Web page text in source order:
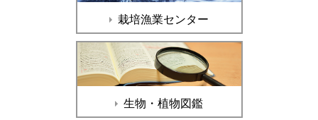
栽培漁業センター
生物・植物図鑑